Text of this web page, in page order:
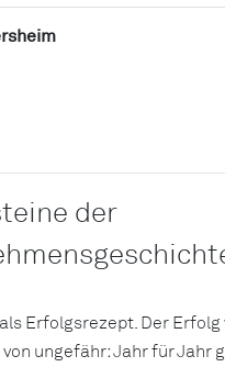
der
Erfolgsrezept. Der Erfolg
ungefähr: Jahr für Jahr